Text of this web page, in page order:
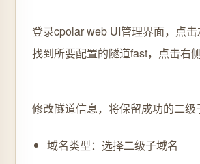
登录cpolar web UI管理界面，点
找到所要配置的隧道fast，点击右
修改隧道信息，将保留成功的二
域名类型：选择二级子域名